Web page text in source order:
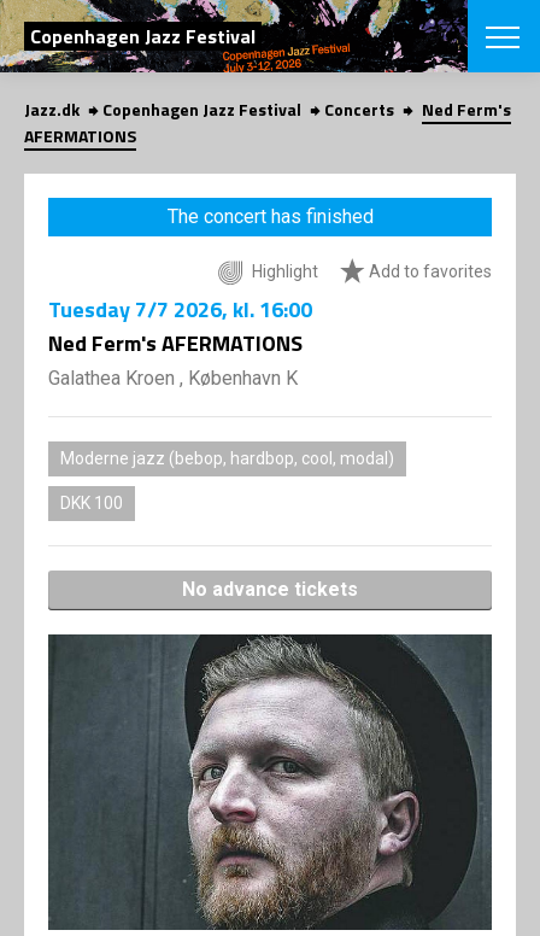
SEARCH
Copenhagen Jazz Festival
Danish
CHOOSE
VINTERJAZZ
Themes
LOCATIONS
Jazz.dk Copenhagen Jazz Festival Concerts
Ned Ferm's
AFERMATIONS
The concert has finished
Highlight Add to favorites
Tuesday7/7 2026, kl. 16:00
Ned Ferm's AFERMATIONS
Galathea Kroen , København K
Moderne jazz (bebop, hardbop, cool, modal)
DKK 100
No advance tickets